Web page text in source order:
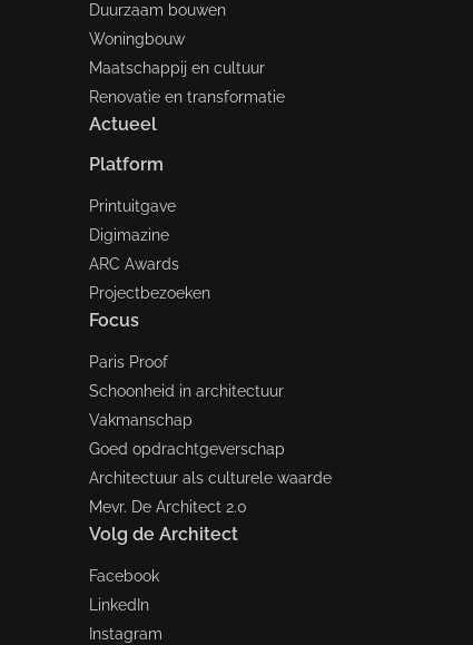
Duurzaam bouwen
Woningbouw
Maatschappij en cultuur
Renovatie en transformatie
Actueel
Platform
Printuitgave
Digimazine
ARC Awards
Projectbezoeken
Focus
Paris Proof
Schoonheid in architectuur
Vakmanschap
Goed opdrachtgeverschap
Architectuur als culturele waarde
Mevr. De Architect 2.0
Volg de Architect
Facebook
LinkedIn
Instagram